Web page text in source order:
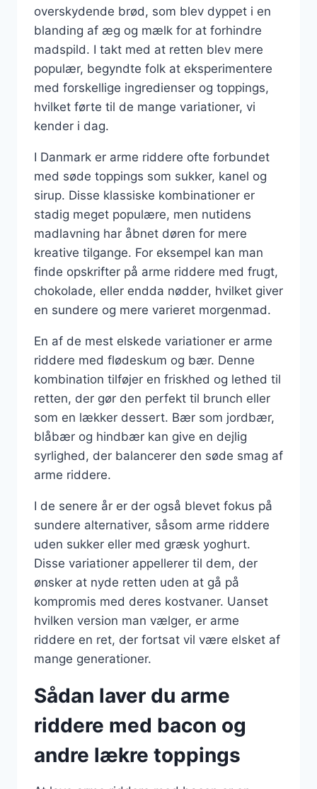
overskydende brød, som blev dyppet i en
blanding af æg og mælk for at forhindre
madspild. I takt med at retten blev mere
populær, begyndte folk at eksperimentere
med forskellige ingredienser og toppings,
hvilket førte til de mange variationer, vi
kender i dag.
I Danmark er arme riddere ofte forbundet
med søde toppings som sukker, kanel og
sirup. Disse klassiske kombinationer er
stadig meget populære, men nutidens
madlavning har åbnet døren for mere
kreative tilgange. For eksempel kan man
finde opskrifter på arme riddere med frugt,
chokolade, eller endda nødder, hvilket giver
en sundere og mere varieret morgenmad.
En af de mest elskede variationer er arme
riddere med flødeskum og bær. Denne
kombination tilføjer en friskhed og lethed til
retten, der gør den perfekt til brunch eller
som en lækker dessert. Bær som jordbær,
blåbær og hindbær kan give en dejlig
syrlighed, der balancerer den søde smag af
arme riddere.
I de senere år er der også blevet fokus på
sundere alternativer, såsom arme riddere
uden sukker eller med græsk yoghurt.
Disse variationer appellerer til dem, der
ønsker at nyde retten uden at gå på
kompromis med deres kostvaner. Uanset
hvilken version man vælger, er arme
riddere en ret, der fortsat vil være elsket af
mange generationer.
Sådan laver du arme
riddere med bacon og
andre lækre toppings